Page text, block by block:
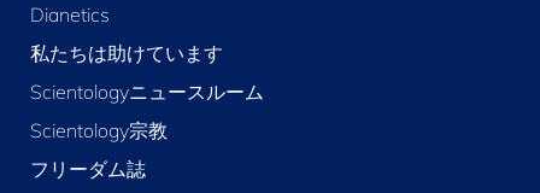
Dianetics
私たちは助けています
Scientologyニュースルーム
Scientology宗教
フリーダム誌